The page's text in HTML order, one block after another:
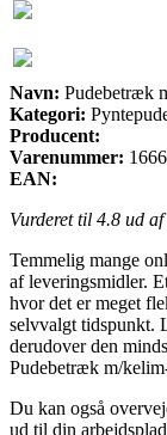
Navn: Pudebetræk
Kategori:
Producent:
Varenummer:
EAN:
Vurderet til 4.8 ud af
Temmelig mange
af leveringsmidler.
hvor det er meget
selvvalgt tidspunkt.
derudover den
Pudebetræk m/
Du kan også
ud til din